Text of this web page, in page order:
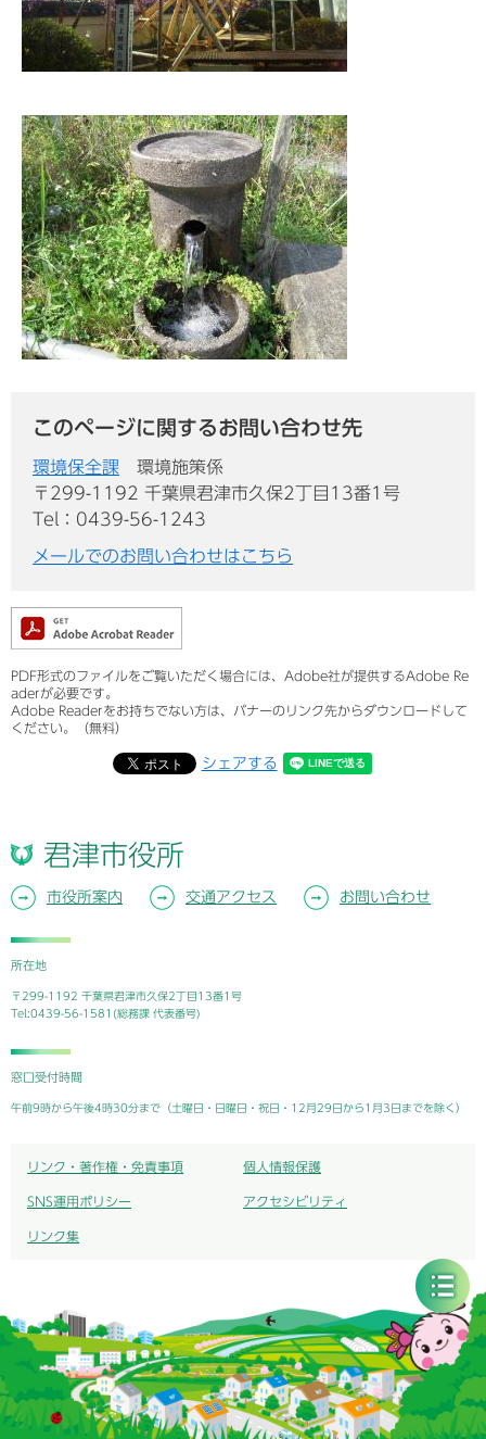
このページに関するお問い合わせ先
環境保全課
環境施策係
〒299-1192 千葉県君津市久保2丁目13番1号
Tel：0439-56-1243
メールでのお問い合わせはこちら
PDF形式のファイルをご覧いただく場合には、Adobe社が提供するAdobe Re
aderが必要です。
Adobe Readerをお持ちでない方は、バナーのリンク先からダウンロードして
ください。（無料）
シェアする
君津市役所
市役所案内 交通アクセス お問い合わせ
所在地
〒299-1192 千葉県君津市久保2丁目13番1号
Tel:0439-56-1581(総務課 代表番号)
窓口受付時間
午前9時から午後4時30分まで（土曜日・日曜日・祝日・12月29日から1月3日までを除く）
リンク・著作権・免責事項 個人情報保護
SNS運用ポリシー アクセシビリティ
リンク集